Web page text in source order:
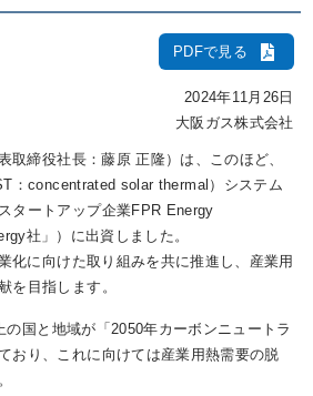
ご家庭のお客さま
PDFで見る
2024年11月26日
大阪ガス株式会社
締役社長：藤原 正隆）は、このほど、
：concentrated solar thermal）システム
タートアップ企業FPR Energy
社」）に出資しました。
化に向けた取り組みを共に推進し、産業用
を目指します。
国と地域が「2050年カーボンニュートラ
おり、これに向けては産業用熱需要の脱